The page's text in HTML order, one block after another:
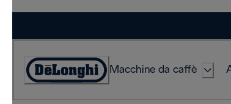
Accessibility
Macchine da caffè